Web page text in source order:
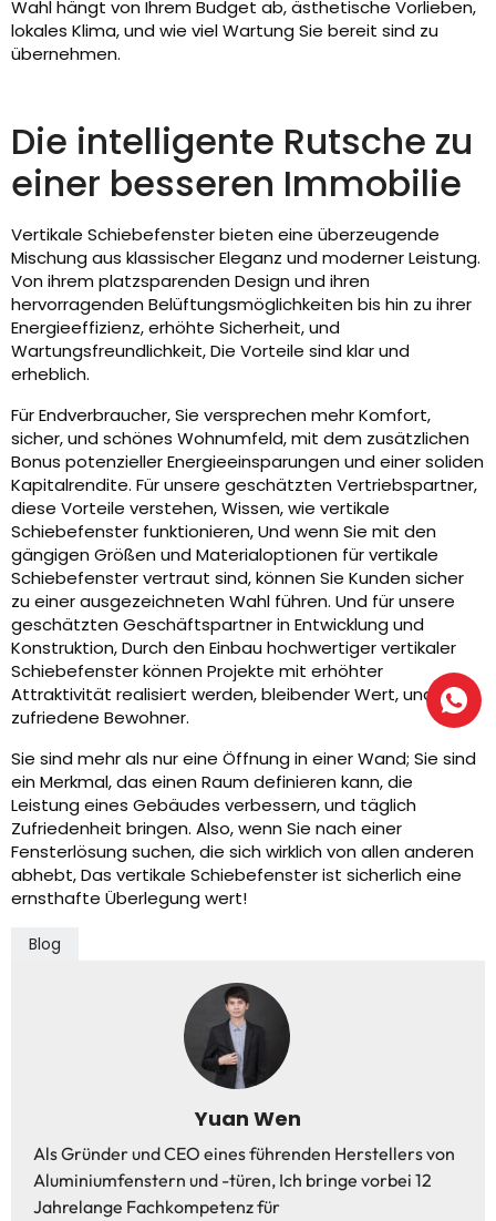
Wahl hängt von Ihrem Budget ab, ästhetische Vorlieben,
lokales Klima, und wie viel Wartung Sie bereit sind zu
übernehmen.
Die intelligente Rutsche zu
einer besseren Immobilie
Vertikale Schiebefenster bieten eine überzeugende
Mischung aus klassischer Eleganz und moderner Leistung.
Von ihrem platzsparenden Design und ihren
hervorragenden Belüftungsmöglichkeiten bis hin zu ihrer
Energieeffizienz, erhöhte Sicherheit, und
Wartungsfreundlichkeit, Die Vorteile sind klar und
erheblich.
Für Endverbraucher, Sie versprechen mehr Komfort,
sicher, und schönes Wohnumfeld, mit dem zusätzlichen
Bonus potenzieller Energieeinsparungen und einer soliden
Kapitalrendite. Für unsere geschätzten Vertriebspartner,
diese Vorteile verstehen, Wissen, wie vertikale
Schiebefenster funktionieren, Und wenn Sie mit den
gängigen Größen und Materialoptionen für vertikale
Schiebefenster vertraut sind, können Sie Kunden sicher
zu einer ausgezeichneten Wahl führen. Und für unsere
geschätzten Geschäftspartner in Entwicklung und
Konstruktion, Durch den Einbau hochwertiger vertikaler
Schiebefenster können Projekte mit erhöhter
Attraktivität realisiert werden, bleibender Wert, und
zufriedene Bewohner.
Sie sind mehr als nur eine Öffnung in einer Wand; Sie sind
ein Merkmal, das einen Raum definieren kann, die
Leistung eines Gebäudes verbessern, und täglich
Zufriedenheit bringen. Also, wenn Sie nach einer
Fensterlösung suchen, die sich wirklich von allen anderen
abhebt, Das vertikale Schiebefenster ist sicherlich eine
ernsthafte Überlegung wert!
Blog
Yuan Wen
Als Gründer und CEO eines führenden Herstellers von
Aluminiumfenstern und -türen, Ich bringe vorbei 12
Jahrelange Fachkompetenz für